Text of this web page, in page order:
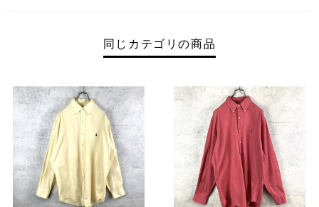
同じカテゴリの商品